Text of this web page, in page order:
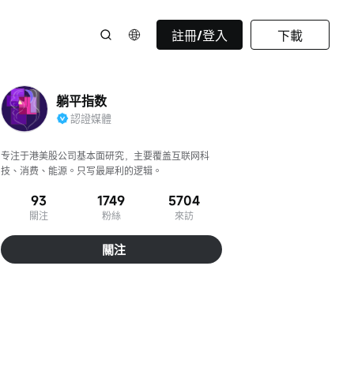
註冊/登入 下載
躺平指数
認證媒體
专注于港美股公司基本面研究，主要覆盖互联网科
技、消费、能源。只写最犀利的逻辑。
93
關注
1749
粉絲
5704
來訪
關注